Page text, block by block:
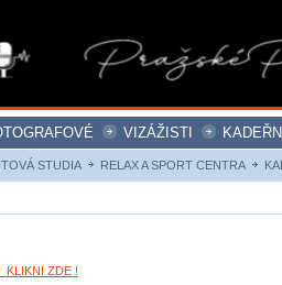
VIZÁŽISTI
STUDIA RELAX A SPORT CENTRA
KLIKNI ZDE !